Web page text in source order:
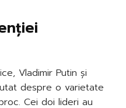
Vladimir Putin și
despre o varietate
Cei doi lideri au